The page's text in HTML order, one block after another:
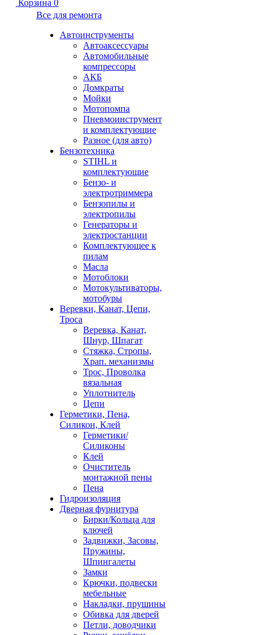
Корзина 0
Все для ремонта
Автоинструменты
Автоаксессуары
Автомобильные
компрессоры
АКБ
Домкраты
Мойки
Мотопомпа
Пневмоинструмент
и комплектующие
Разное (для авто)
Бензотехника
STIHL и
комплектующие
Бензо- и
электротриммера
Бензопилы и
электропилы
Генераторы и
электростанции
Комплектующее к
пилам
Масла
Мотоблоки
Мотокультиваторы,
мотобуры
Веревки, Канат, Цепи,
Троса
Веревка, Канат,
Шнур, Шпагат
Стяжка, Стропы,
Храп. механизмы
Трос, Проволка
вязальная
Уплотнитель
Цепи
Герметики, Пена,
Силикон, Клей
Герметики/
Силиконы
Клей
Очиститель
монтажной пены
Пена
Гидроизоляция
Дверная фурнитура
Бирки/Кольца для
ключей
Задвижки, Засовы,
Пружины,
Шпингалеты
Замки
Крючки, подвески
мебельные
Накладки, прушины
Обивка для дверей
Петли, доводчики